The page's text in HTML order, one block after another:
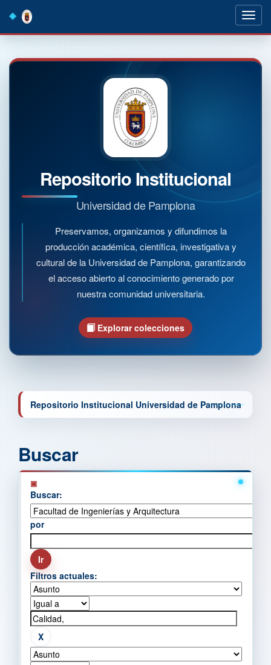
navigation
Repositorio Institucional
Universidad de Pamplona
Preservamos, organizamos y difundimos la
producción académica, científica, investigativa y
cultural de la Universidad de Pamplona, garantizando
el acceso abierto al conocimiento generado por
nuestra comunidad universitaria.
Explorar colecciones
Repositorio Institucional Universidad de Pamplona
Buscar
Buscar:
por
Filtros actuales: